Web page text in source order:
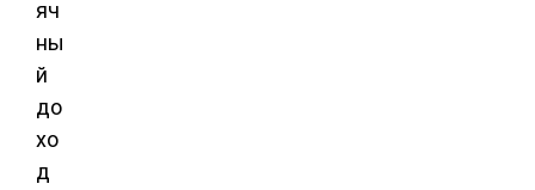
яч
ны
й
до
хо
д